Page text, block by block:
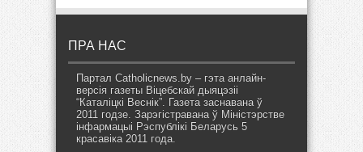
ПРА НАС
Партал Catholicnews.by – гэта анлайн-
версія газеты Віцебскай дыяцэзіі
“Каталіцкі Веснік”. Газета заснавана ў
2011 годзе. Зарэгістравана ў Міністэрстве
інфармацыі Рэспублікі Беларусь 5
красавіка 2011 года.